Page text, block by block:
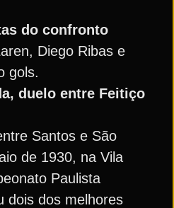
do confronto
Diego Ribas e
gols.
duelo entre Feitiço
Santos e São
de 1930, na Vila
Paulista
dois dos melhores